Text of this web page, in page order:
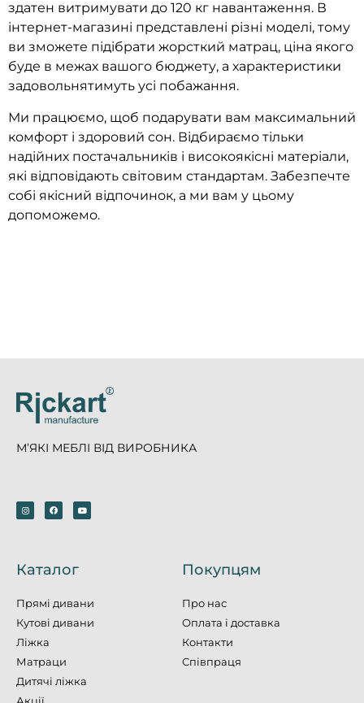
здатен витримувати до 120 кг навантаження. В
інтернет-магазині представлені різні моделі, тому
ви зможете підібрати жорсткий матрац, ціна якого
буде в межах вашого бюджету, а характеристики
задовольнятимуть усі побажання.
Ми працюємо, щоб подарувати вам максимальний
комфорт і здоровий сон. Відбираємо тільки
надійних постачальників і високоякісні матеріали,
які відповідають світовим стандартам. Забезпечте
собі якісний відпочинок, а ми вам у цьому
допоможемо.
М’ЯКІ МЕБЛІ ВІД ВИРОБНИКА
Каталог
Прямі дивани
Кутові дивани
Ліжка
Матраци
Дитячі ліжка
Покупцям
Про нас
Оплата і доставка
Контакти
Співпраця